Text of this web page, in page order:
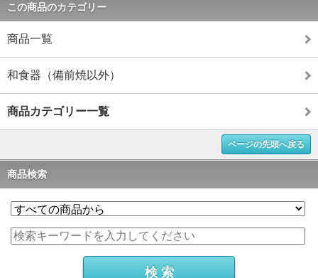
この商品のカテゴリー
商品一覧
和食器（備前焼以外）
商品カテゴリー一覧
ページの先頭へ戻る
商品検索